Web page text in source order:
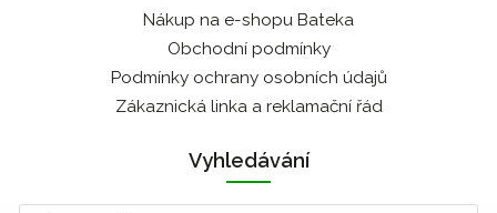
Nákup na e-shopu Bateka
Obchodní podmínky
Podmínky ochrany osobních údajů
Zákaznická linka a reklamační řád
Vyhledávání